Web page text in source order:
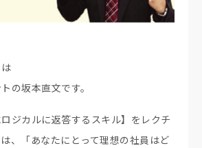
は
の坂本直文です。
ロジカルに返答するスキル】をレクチ
、「あなたにとって理想の社員はど